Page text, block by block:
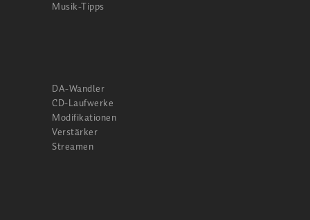
Musik-Tipps
DA-Wandler
CD-Laufwerke
Modifikationen
Verstärker
Streamen